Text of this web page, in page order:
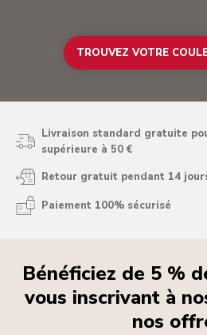
TROUVEZ VOTRE
Livraison standard gratuite
supérieure à 50 €
Retour gratuit pendant 14
Paiement 100% sécurisé
Bénéficiez de 5 %
vous inscrivant à
nos